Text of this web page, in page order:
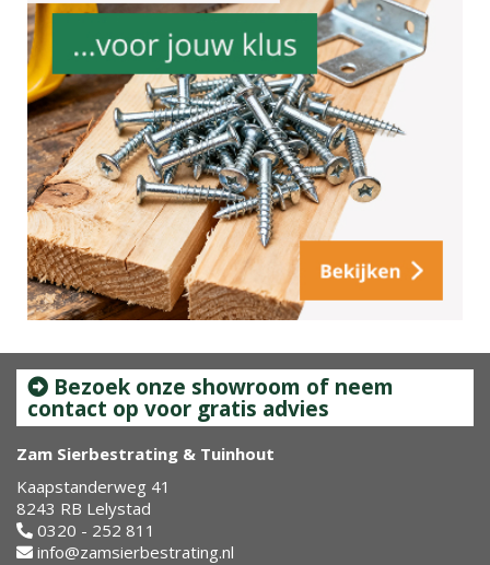
Bezoek onze showroom of neem
contact op voor gratis advies
Zam Sierbestrating & Tuinhout
Kaapstanderweg 41
8243 RB Lelystad
0320 - 252 811
info@zamsierbestrating.nl